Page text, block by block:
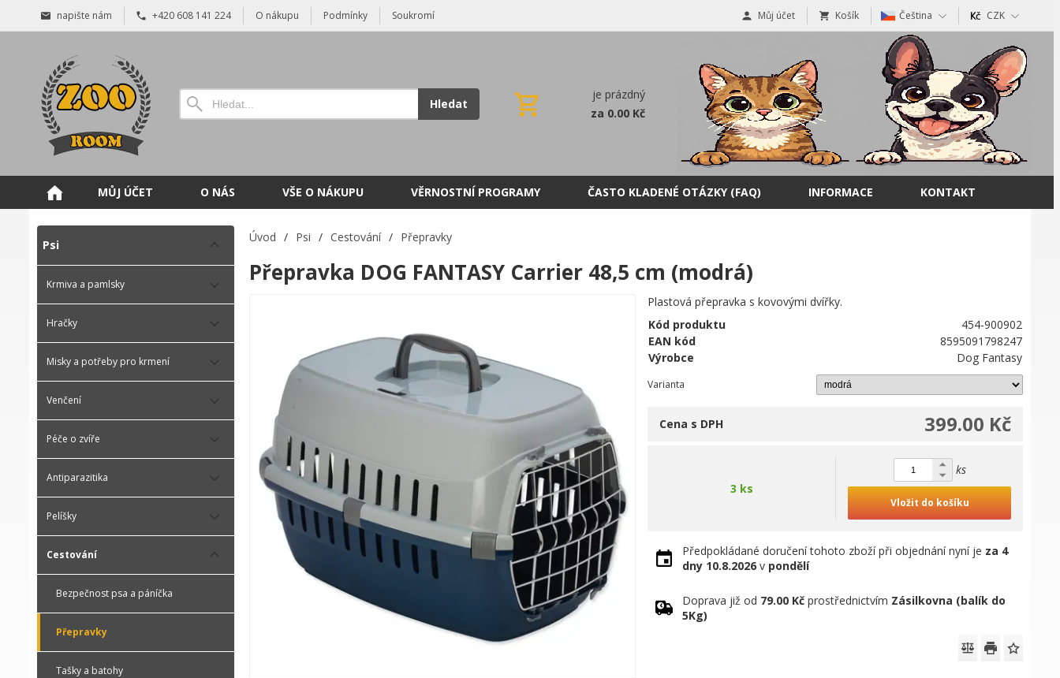
napište nám +420 608 141 224 O nákupu Podmínky Soukromí Můj účet Košík Čeština CZK
Hledat
je prázdný
za 0.00 Kč
MŮJ ÚČET O NÁS VŠE O NÁKUPU VĚRNOSTNÍ PROGRAMY ČASTO KLADENÉ OTÁZKY (FAQ) INFORMACE KONTAKT
Psi
Krmiva a pamlsky
Hračky
Misky a potřeby pro krmení
Venčení
Péče o zvíře
Antiparazitika
Pelíšky
Cestování
Bezpečnost psa a páníčka
Přepravky
Tašky a batohy
Úvod / Psi / Cestování / Přepravky
Přepravka DOG FANTASY Carrier 48,5 cm (modrá)
Plastová přepravka s kovovými dvířky.
Kód produktu
454-900902
EAN kód
8595091798247
Výrobce
Dog Fantasy
Varianta
399.00 Kč
Cena s DPH
3 ks
ks
Vložit do košíku
Předpokládané doručení tohoto zboží při objednání nyní je za 4
dny 10.8.2026 v pondělí
Doprava již od 79.00 Kč prostřednictvím Zásilkovna (balík do
5Kg)